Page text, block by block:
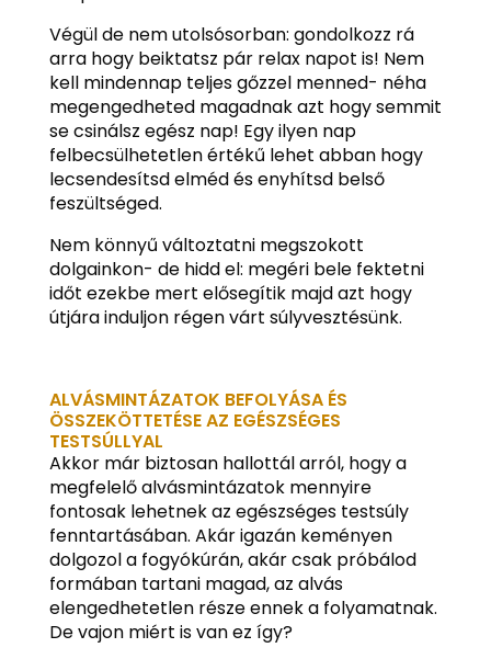
Végül de nem utolsósorban: gondolkozz rá
arra hogy beiktatsz pár relax napot is! Nem
kell mindennap teljes gőzzel menned- néha
megengedheted magadnak azt hogy semmit
se csinálsz egész nap! Egy ilyen nap
felbecsülhetetlen értékű lehet abban hogy
lecsendesítsd elméd és enyhítsd belső
feszültséged.
Nem könnyű változtatni megszokott
dolgainkon- de hidd el: megéri bele fektetni
időt ezekbe mert elősegítik majd azt hogy
útjára induljon régen várt súlyvesztésünk.
ALVÁSMINTÁZATOK BEFOLYÁSA ÉS
ÖSSZEKÖTTETÉSE AZ EGÉSZSÉGES
TESTSÚLLYAL
Akkor már biztosan hallottál arról, hogy a
megfelelő alvásmintázatok mennyire
fontosak lehetnek az egészséges testsúly
fenntartásában. Akár igazán keményen
dolgozol a fogyókúrán, akár csak próbálod
formában tartani magad, az alvás
elengedhetetlen része ennek a folyamatnak.
De vajon miért is van ez így?